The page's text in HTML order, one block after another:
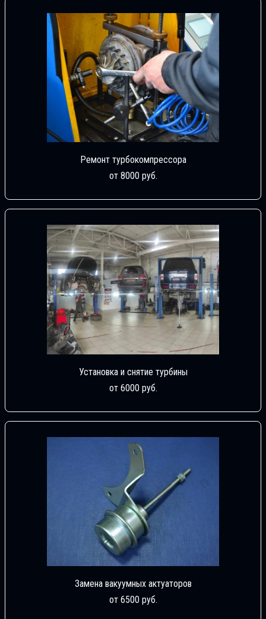
Ремонт турбокомпрессора
от 8000 руб.
Установка и снятие турбины
от 6000 руб.
Замена вакуумных актуаторов
от 6500 руб.